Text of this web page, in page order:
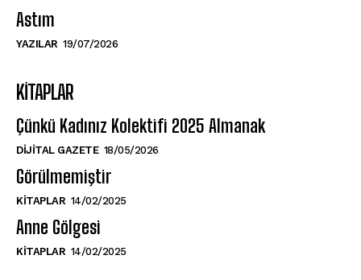
Astım
YAZILAR 19/07/2026
KITAPLAR
Çünkü Kadınız Kolektifi 2025 Almanak
DIJITAL GAZETE 18/05/2026
Görülmemiştir
KITAPLAR 14/02/2025
Anne Gölgesi
KITAPLAR 14/02/2025